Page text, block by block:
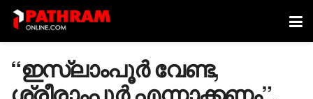
“ഇസ്ലാംപൂര്‍ വേണ്ട,